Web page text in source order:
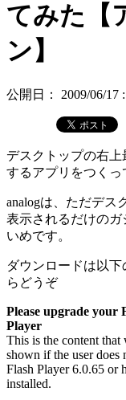
てみた【
ン】
公開日： 2009/06/17
デスクトップの右
するアプリをつくっ
analogは、ただデス
表示されるだけの
いめです。
ダウンロードは以
らどうぞ
Please upgrade your
Player
This is the content that
shown if the user does
Flash Player 6.0.65 or
installed.